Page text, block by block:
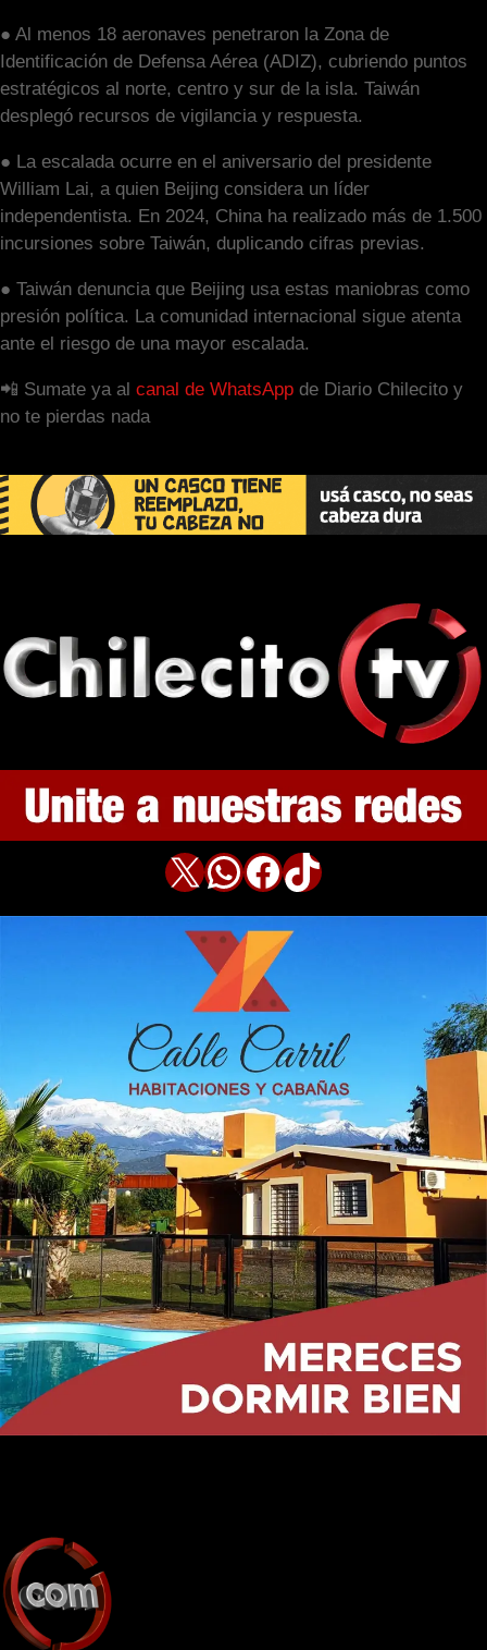
● Al menos 18 aeronaves penetraron la Zona de
Identificación de Defensa Aérea (ADIZ), cubriendo puntos
estratégicos al norte, centro y sur de la isla. Taiwán
desplegó recursos de vigilancia y respuesta.
● La escalada ocurre en el aniversario del presidente
William Lai, a quien Beijing considera un líder
independentista. En 2024, China ha realizado más de 1.500
incursiones sobre Taiwán, duplicando cifras previas.
● Taiwán denuncia que Beijing usa estas maniobras como
presión política. La comunidad internacional sigue atenta
ante el riesgo de una mayor escalada.
📲 Sumate ya al canal de WhatsApp de Diario Chilecito y
no te pierdas nada
X WhatsApp Facebook TikTok